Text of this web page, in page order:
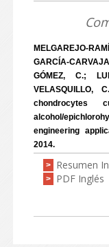
MELGAREJO-
GARCÍA-
GÓMEZ, C.;
VELASQUILLO,
chondrocytes
alcohol/
engineering
2014.
> Resumen
> PDF Inglés